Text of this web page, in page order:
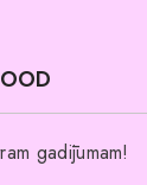
kurus
un
gadījumam!